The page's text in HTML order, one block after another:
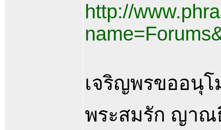
http://
เจริญพรขออนุ
พระสมรัก ญาณ